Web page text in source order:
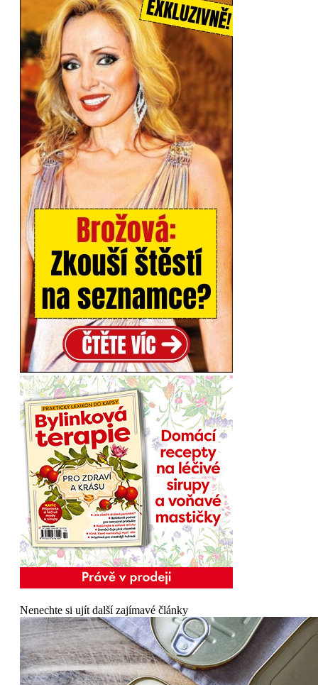
Nenechte si ujít další zajímavé články